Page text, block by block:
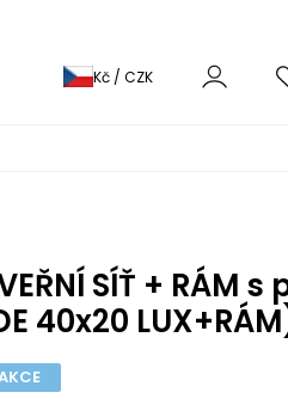
Kč / CZK
SÍŤ + RÁM
40x20